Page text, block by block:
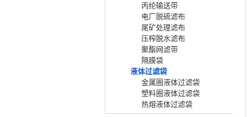
丙纶输送带
电厂脱硫滤布
尾矿处理滤布
压榨脱水滤布
聚酯网滤带
隔膜袋
液体过滤袋
金属圈液体过滤袋
塑料圈液体过滤袋
热熔液体过滤袋